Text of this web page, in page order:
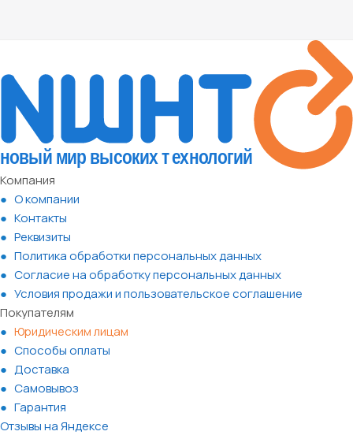
Компания
О компании
Контакты
Реквизиты
Политика обработки персональных данных
Согласие на обработку персональных данных
Условия продажи и пользовательское соглашение
Покупателям
Юридическим лицам
Способы оплаты
Доставка
Самовывоз
Гарантия
Отзывы на Яндексе